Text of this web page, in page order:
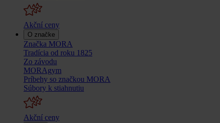
Akční ceny
O značke
Značka MORA
Tradícia od roku 1825
Zo závodu
MORAgym
Príbehy so značkou MORA
Súbory k stiahnutiu
Akční ceny